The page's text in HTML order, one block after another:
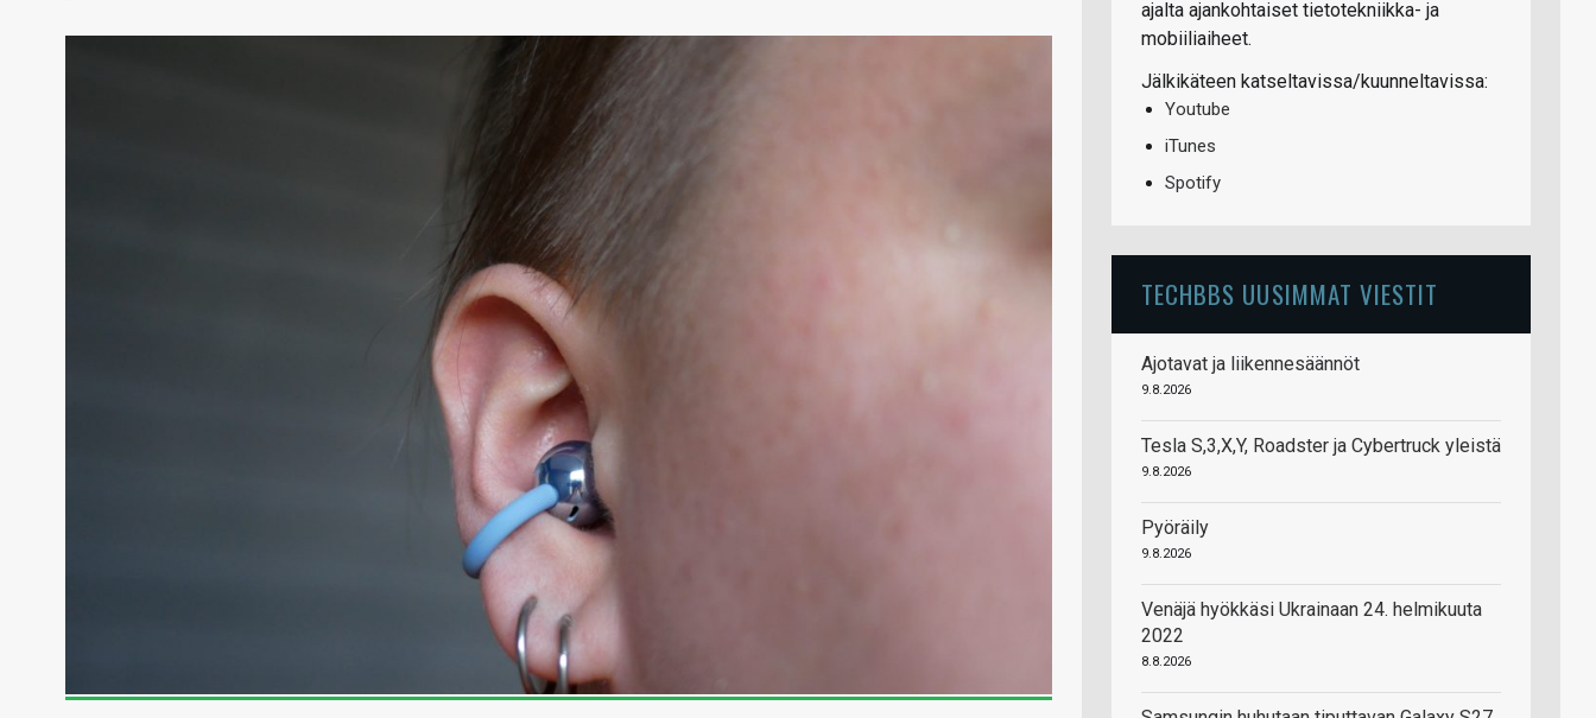
ajalta ajankohtaiset tietotekniikka- ja
mobiiliaiheet.
Jälkikäteen katseltavissa/kuunneltavissa:
Youtube
iTunes
Spotify
TECHBBS UUSIMMAT VIESTIT
Ajotavat ja liikennesäännöt
9.8.2026
Tesla S,3,X,Y, Roadster ja Cybertruck yleistä
9.8.2026
Pyöräily
9.8.2026
Venäjä hyökkäsi Ukrainaan 24. helmikuuta
2022
8.8.2026